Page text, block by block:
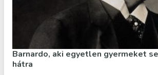
Barnardo, aki egyetlen gyermeket
hátra